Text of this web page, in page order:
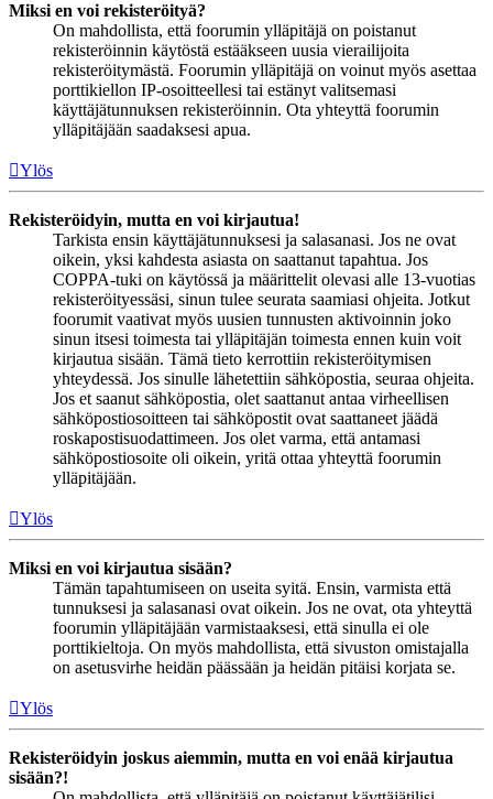
Miksi en voi rekisteröityä?
On mahdollista, että foorumin ylläpitäjä on poistanut
rekisteröinnin käytöstä estääkseen uusia vierailijoita
rekisteröitymästä. Foorumin ylläpitäjä on voinut myös asettaa
porttikiellon IP-osoitteellesi tai estänyt valitsemasi
käyttäjätunnuksen rekisteröinnin. Ota yhteyttä foorumin
ylläpitäjään saadaksesi apua.
Ylös
Rekisteröidyin, mutta en voi kirjautua!
Tarkista ensin käyttäjätunnuksesi ja salasanasi. Jos ne ovat
oikein, yksi kahdesta asiasta on saattanut tapahtua. Jos
COPPA-tuki on käytössä ja määrittelit olevasi alle 13-vuotias
rekisteröityessäsi, sinun tulee seurata saamiasi ohjeita. Jotkut
foorumit vaativat myös uusien tunnusten aktivoinnin joko
sinun itsesi toimesta tai ylläpitäjän toimesta ennen kuin voit
kirjautua sisään. Tämä tieto kerrottiin rekisteröitymisen
yhteydessä. Jos sinulle lähetettiin sähköpostia, seuraa ohjeita.
Jos et saanut sähköpostia, olet saattanut antaa virheellisen
sähköpostiosoitteen tai sähköpostit ovat saattaneet jäädä
roskapostisuodattimeen. Jos olet varma, että antamasi
sähköpostiosoite oli oikein, yritä ottaa yhteyttä foorumin
ylläpitäjään.
Ylös
Miksi en voi kirjautua sisään?
Tämän tapahtumiseen on useita syitä. Ensin, varmista että
tunnuksesi ja salasanasi ovat oikein. Jos ne ovat, ota yhteyttä
foorumin ylläpitäjään varmistaaksesi, että sinulla ei ole
porttikieltoja. On myös mahdollista, että sivuston omistajalla
on asetusvirhe heidän päässään ja heidän pitäisi korjata se.
Ylös
Rekisteröidyin joskus aiemmin, mutta en voi enää kirjautua
sisään?!